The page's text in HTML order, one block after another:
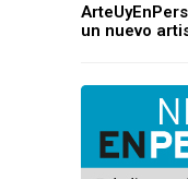
un nuevo